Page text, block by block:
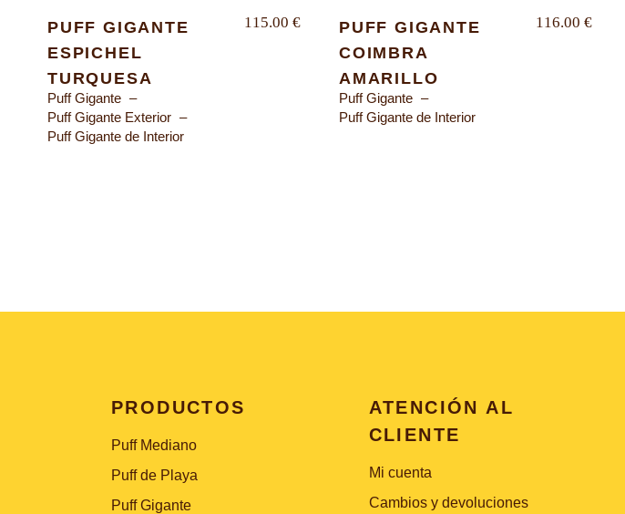
PUFF GIGANTE
ESPICHEL
TURQUESA
Puff Gigante
Puff Gigante Exterior
Puff Gigante de Interior
115.00 €
PUFF GIGANTE
COIMBRA
AMARILLO
Puff Gigante
Puff Gigante de Interior
116.00 €
PRODUCTOS
Puff Mediano
Puff de Playa
Puff Gigante
ATENCIÓN AL
CLIENTE
Mi cuenta
Cambios y devoluciones